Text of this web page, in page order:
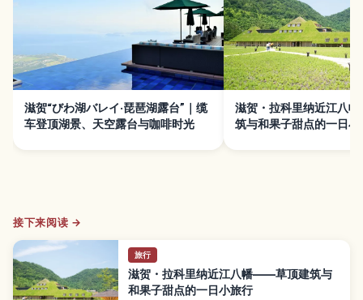
滋贺“びわ湖バレイ·琵琶湖露台”｜缆
车登顶湖景、天空露台与咖啡时光
滋贺・拉科里纳近江八
筑与和果子甜点的一日小
接下来阅读 →
旅行
滋贺・拉科里纳近江八幡——草顶建筑与
和果子甜点的一日小旅行